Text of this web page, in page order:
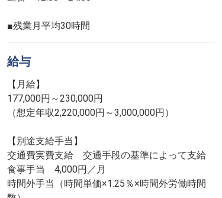
■残業月平均30時間
給与
【月給】
177,000円～230,000円
（想定年収2,220,000円～3,000,000円）
【別途支給手当】
交通費実費支給 交通手段の基準によって支給
食事手当 4,000円／月
時間外手当（時間単価×1.25％×時間外労働時間